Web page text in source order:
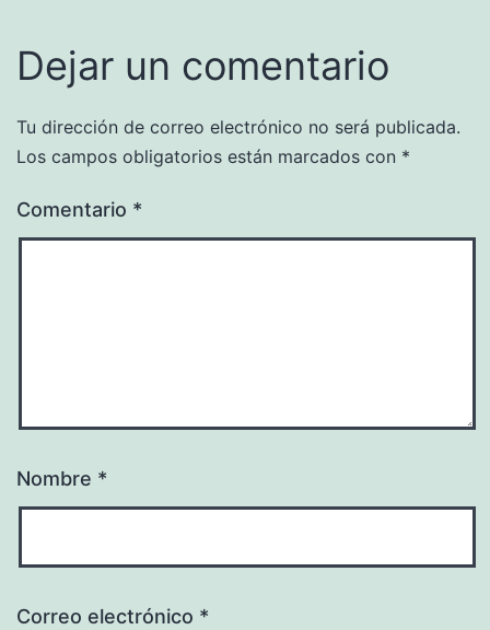
Dejar un comentario
Tu dirección de correo electrónico no será publicada.
Los campos obligatorios están marcados con *
Comentario *
Nombre *
Correo electrónico *